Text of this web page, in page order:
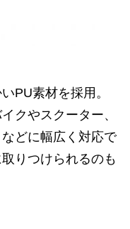
PU素材を採用。
クやスクーター、
どに幅広く対応で
りつけられるのも